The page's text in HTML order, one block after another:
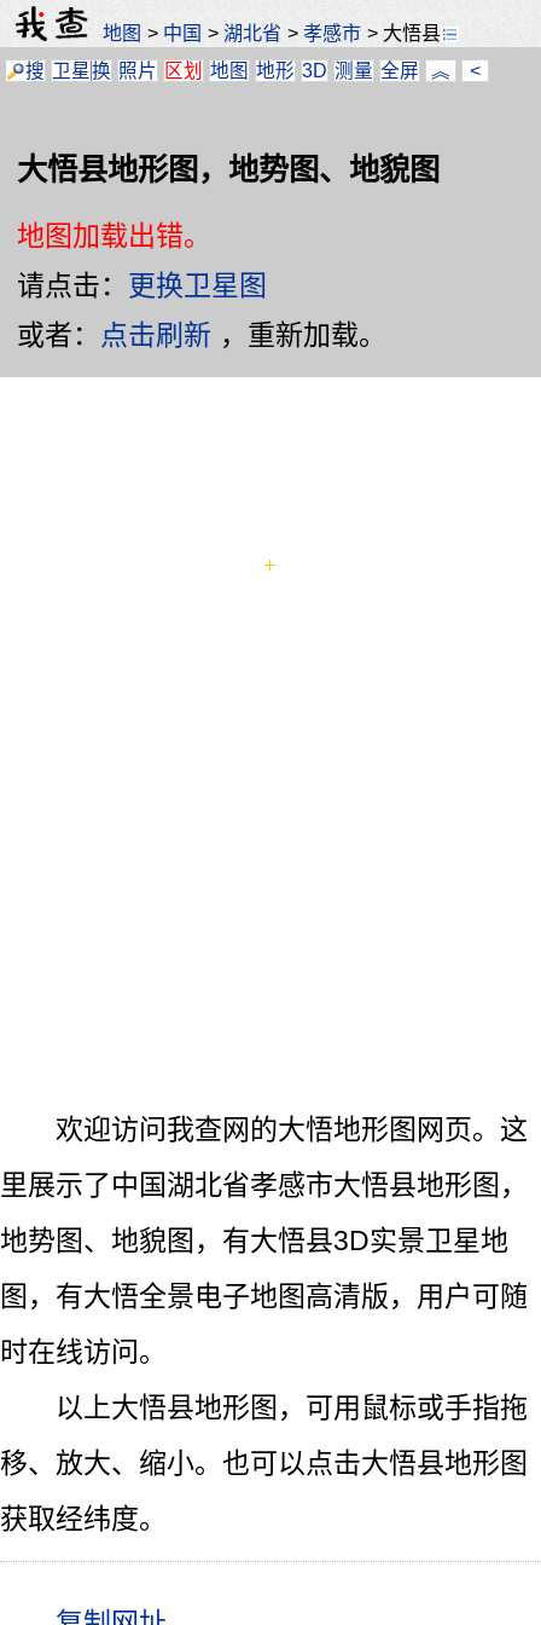
地图 > 中国 >湖北省 >孝感市 > 大悟县
搜 卫星换 照片 区划 地图 地形 3D 测量 全屏 ︽ <
大悟县地形图，地势图、地貌图
地图加载出错。
请点击： 更换卫星图
或者： 点击刷新 ，重新加载。
欢迎访问我查网的大悟地形图网页。这
里展示了中国湖北省孝感市大悟县地形图，
地势图、地貌图，有大悟县3D实景卫星地
图，有大悟全景电子地图高清版，用户可随
时在线访问。
以上大悟县地形图，可用鼠标或手指拖
移、放大、缩小。也可以点击大悟县地形图
获取经纬度。